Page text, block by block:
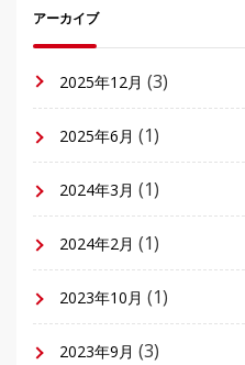
アーカイブ
2025年12月 (3)
2025年6月 (1)
2024年3月 (1)
2024年2月 (1)
2023年10月 (1)
2023年9月 (3)